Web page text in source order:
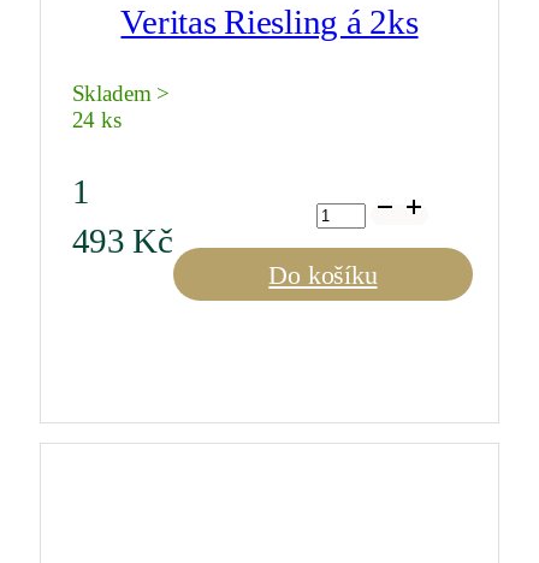
Veritas Riesling á 2ks
Skladem >
24 ks
1
493Kč
Veritas
Riesling
á
2ks
množství
Do košíku